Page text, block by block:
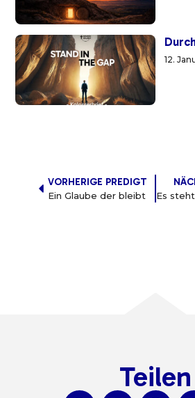
12.
VORHERIGE PREDIGT
Ein Glaube der bleibt
Teilen